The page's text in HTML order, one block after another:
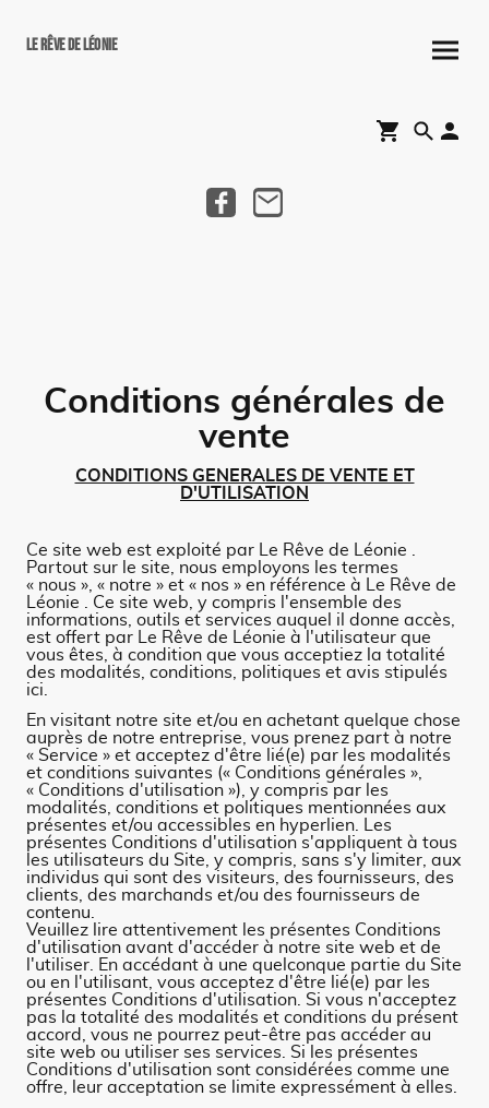
Le rêve de Léonie
Conditions générales de
vente
CONDITIONS GENERALES DE VENTE ET
D'UTILISATION
Ce site web est exploité par Le Rêve de Léonie .
Partout sur le site, nous employons les termes
« nous », « notre » et « nos » en référence à Le Rêve de
Léonie . Ce site web, y compris l'ensemble des
informations, outils et services auquel il donne accès,
est offert par Le Rêve de Léonie à l'utilisateur que
vous êtes, à condition que vous acceptiez la totalité
des modalités, conditions, politiques et avis stipulés
ici.
En visitant notre site et/ou en achetant quelque chose
auprès de notre entreprise, vous prenez part à notre
« Service » et acceptez d'être lié(e) par les modalités
et conditions suivantes (« Conditions générales »,
« Conditions d'utilisation »), y compris par les
modalités, conditions et politiques mentionnées aux
présentes et/ou accessibles en hyperlien. Les
présentes Conditions d'utilisation s'appliquent à tous
les utilisateurs du Site, y compris, sans s'y limiter, aux
individus qui sont des visiteurs, des fournisseurs, des
clients, des marchands et/ou des fournisseurs de
contenu.
Veuillez lire attentivement les présentes Conditions
d'utilisation avant d'accéder à notre site web et de
l'utiliser. En accédant à une quelconque partie du Site
ou en l'utilisant, vous acceptez d'être lié(e) par les
présentes Conditions d'utilisation. Si vous n'acceptez
pas la totalité des modalités et conditions du présent
accord, vous ne pourrez peut-être pas accéder au
site web ou utiliser ses services. Si les présentes
Conditions d'utilisation sont considérées comme une
offre, leur acceptation se limite expressément à elles.